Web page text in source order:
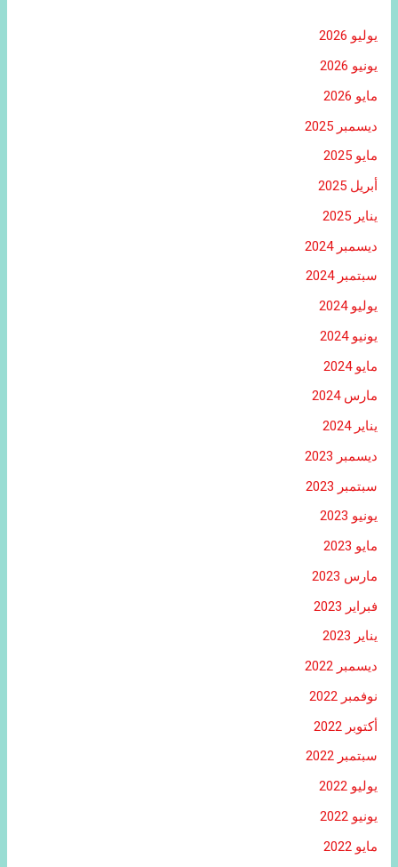
يوليو 2026
يونيو 2026
مايو 2026
ديسمبر 2025
مايو 2025
أبريل 2025
يناير 2025
ديسمبر 2024
سبتمبر 2024
يوليو 2024
يونيو 2024
مايو 2024
مارس 2024
يناير 2024
ديسمبر 2023
سبتمبر 2023
يونيو 2023
مايو 2023
مارس 2023
فبراير 2023
يناير 2023
ديسمبر 2022
نوفمبر 2022
أكتوبر 2022
سبتمبر 2022
يوليو 2022
يونيو 2022
مايو 2022